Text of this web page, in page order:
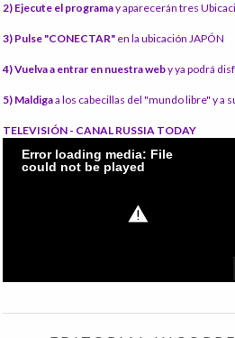
2) Ejecute el programay aparecerán tres
3) Pulse "CONECTAR" en la ubicación JAPÓN
4) Vuelva a entrar en nuestra weby ya podrá
5) Maldigaa los cabecillas del "mundo libre" y a
TELEVISIÓN - CANAL RUSSIA TODAY